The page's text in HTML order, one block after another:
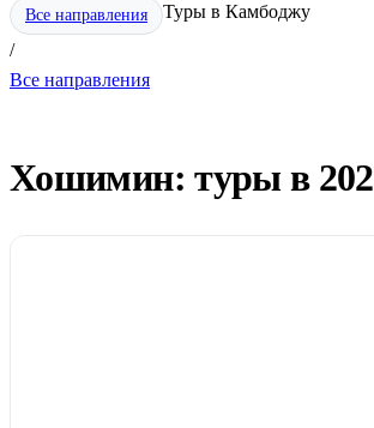
Все направления
/
Туры в Камбоджу
Все направления
Хошимин: туры в